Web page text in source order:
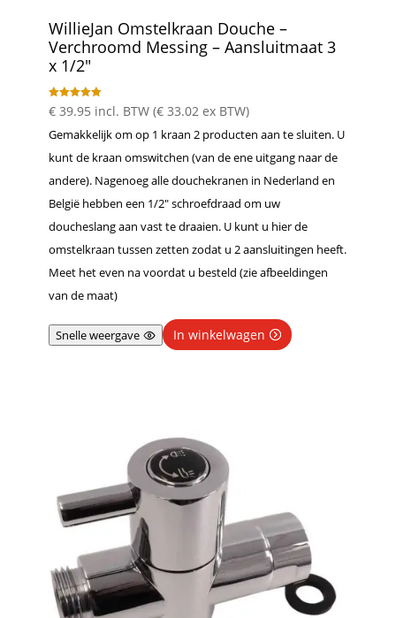
WillieJan Omstelkraan Douche –
Verchroomd Messing – Aansluitmaat 3
x 1/2″
Gewaardeer
d
uit 5
€39.95 incl. BTW (€33.02ex BTW)
Gemakkelijk om op 1 kraan 2 producten aan te sluiten. U
kunt de kraan omswitchen (van de ene uitgang naar de
andere). Nagenoeg alle douchekranen in Nederland en
België hebben een 1/2″ schroefdraad om uw
doucheslang aan vast te draaien. U kunt u hier de
omstelkraan tussen zetten zodat u 2 aansluitingen heeft.
Meet het even na voordat u besteld (zie afbeeldingen
van de maat)
Snelle weergave In winkelwagen